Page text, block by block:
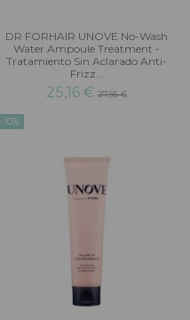
DR FORHAIR UNOVE No-Wash
Water Ampoule Treatment -
Tratamiento Sin Aclarado Anti-
Frizz...
25,16 € 27,95 €
-10%